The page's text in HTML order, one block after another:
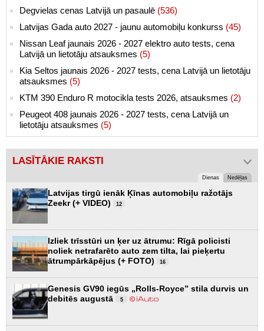
Degvielas cenas Latvijā un pasaulē (536)
Latvijas Gada auto 2027 - jaunu automobiļu konkurss (45)
Nissan Leaf jaunais 2026 - 2027 elektro auto tests, cena
Latvijā un lietotāju atsauksmes (5)
Kia Seltos jaunais 2026 - 2027 tests, cena Latvijā un lietotāju
atsauksmes (5)
KTM 390 Enduro R motocikla tests 2026, atsauksmes (2)
Peugeot 408 jaunais 2026 - 2027 tests, cena Latvijā un
lietotāju atsauksmes (5)
LASĪTĀKIE RAKSTI
Dienas Nedēļas
Latvijas tirgū ienāk Ķīnas automobiļu ražotājs
Zeekr (+ VIDEO)
12
Izliek trīsstūri un ķer uz ātrumu: Rīgā policisti
noliek netrafarēto auto zem tilta, lai pieķertu
ātrumpārkāpējus (+ FOTO)
16
Genesis GV90 iegūs „Rolls-Royce” stila durvis un
debitēs augustā
5